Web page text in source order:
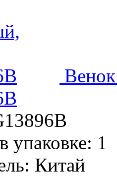
упаковке: 1
Китай